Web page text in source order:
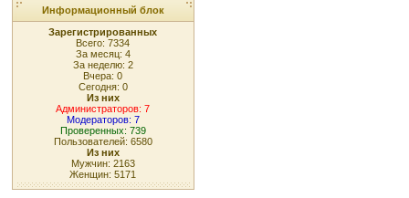
Информационный блок
Зарегистрированных
Всего: 7334
За месяц: 4
За неделю: 2
Вчера: 0
Сегодня: 0
Из них
Администраторов: 7
Модераторов: 7
Проверенных: 739
Пользователей: 6580
Из них
Мужчин: 2163
Женщин: 5171